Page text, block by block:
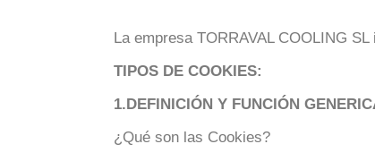
La empresa TORRAVAL COOLING SL
TIPOS DE COOKIES:
1.DEFINICIÓN Y FUNCIÓN
¿Qué son las Cookies?